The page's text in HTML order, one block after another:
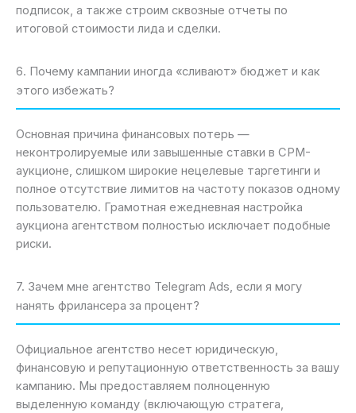
подписок, а также строим сквозные отчеты по
итоговой стоимости лида и сделки.
6. Почему кампании иногда «сливают» бюджет и как
этого избежать?
Основная причина финансовых потерь —
неконтролируемые или завышенные ставки в CPM-
аукционе, слишком широкие нецелевые таргетинги и
полное отсутствие лимитов на частоту показов одному
пользователю. Грамотная ежедневная настройка
аукциона агентством полностью исключает подобные
риски.
7. Зачем мне агентство Telegram Ads, если я могу
нанять фрилансера за процент?
Официальное агентство несет юридическую,
финансовую и репутационную ответственность за вашу
кампанию. Мы предоставляем полноценную
выделенную команду (включающую стратега,